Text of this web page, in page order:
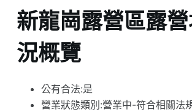
新龍崗露營區露
況概覽
公有合法:是
營業狀態類別:營業中-符合相關法